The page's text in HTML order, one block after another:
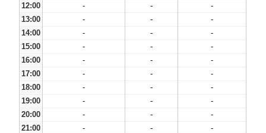
12:00
- -
-
13:00
- -
-
14:00
- -
-
15:00
- -
-
16:00
- -
-
17:00
- -
-
18:00
- -
-
19:00
- -
-
20:00
- -
-
21:00
- -
-